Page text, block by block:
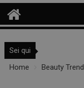
Sei qui
Home
Beauty Trend